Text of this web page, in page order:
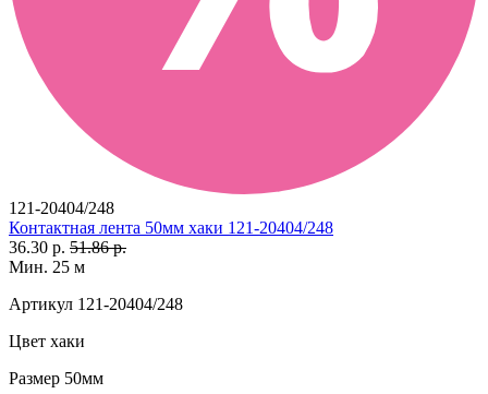
121-20404/248
Контактная лента 50мм хаки 121-20404/248
36.30 р. 51.86 р.
Мин. 25 м
Артикул 121-20404/248
Цвет хаки
Размер 50мм